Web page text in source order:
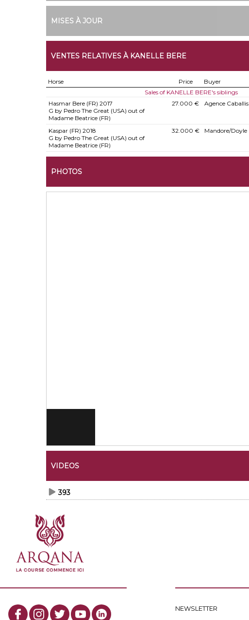
MISES À JOUR
VENTES RELATIVES À KANELLE BERE
Horse Price Buyer
Sales of KANELLE BERE's siblings
Hasmar Bere (FR) 2017
G by Pedro The Great (USA) out of
Madame Beatrice (FR)
27.000 € Agence Caballis
Kaspar (FR) 2018
G by Pedro The Great (USA) out of
Madame Beatrice (FR)
32.000 € Mandore/Doyle
PHOTOS
VIDEOS
393
NEWSLETTER